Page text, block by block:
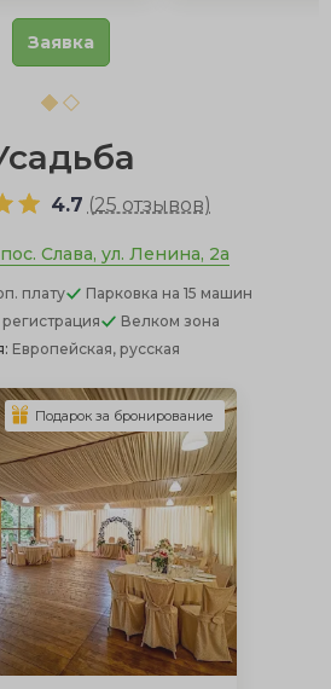
Заявка
4.7 (25 отзывов)
Слава, ул. Ленина, 2а
плату Парковка на 15 машин
Велком зона
Европейская, русская
Подарок за бронирование